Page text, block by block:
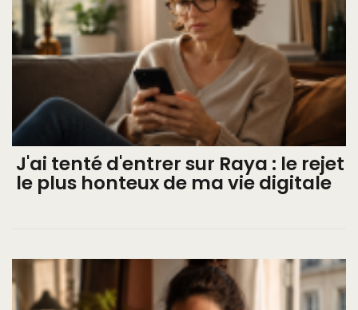
J'ai tenté d'entrer sur Raya : le rejet
le plus honteux de ma vie digitale